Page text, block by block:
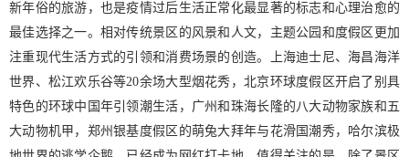
新年俗的旅游，也是疫情过后生活正常化最显著的标志和心理治愈的
最佳选择之一。相对传统景区的风景和人文，主题公园和度假区更加
注重现代生活方式的引领和消费场景的创造。上海迪士尼、海昌海洋
世界、松江欢乐谷等20余场大型烟花秀，北京环球度假区开启了别具
特色的环球中国年引领潮生活，广州和珠海长隆的八大动物家族和五
大动物机甲，郑州银基度假区的萌兔大拜年与花滑国潮秀，哈尔滨极